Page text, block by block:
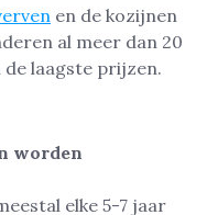
en de kozijnen
al meer dan 20
laagste prijzen.
worden
elke 5-7 jaar